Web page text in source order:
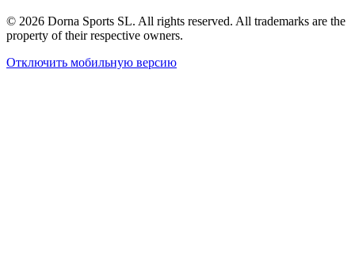
© 2026 Dorna Sports SL. All rights reserved. All trademarks are the
property of their respective owners.
Отключить мобильную версию